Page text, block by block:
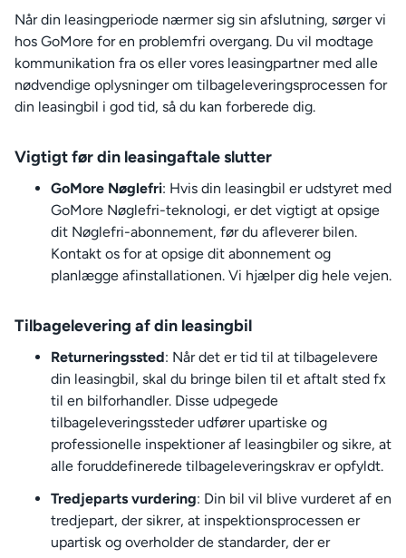
Når din leasingperiode nærmer sig sin afslutning, sørger vi
hos GoMore for en problemfri overgang. Du vil modtage
kommunikation fra os eller vores leasingpartner med alle
nødvendige oplysninger om tilbageleveringsprocessen for
din leasingbil i god tid, så du kan forberede dig.
Vigtigt før din leasingaftale slutter
GoMore Nøglefri: Hvis din leasingbil er udstyret med
GoMore Nøglefri-teknologi, er det vigtigt at opsige
dit Nøglefri-abonnement, før du afleverer bilen.
Kontakt os for at opsige dit abonnement og
planlægge afinstallationen. Vi hjælper dig hele vejen.
Tilbagelevering af din leasingbil
Returneringssted: Når det er tid til at tilbagelevere
din leasingbil, skal du bringe bilen til et aftalt sted fx
til en bilforhandler. Disse udpegede
tilbageleveringssteder udfører upartiske og
professionelle inspektioner af leasingbiler og sikre, at
alle foruddefinerede tilbageleveringskrav er opfyldt.
Tredjeparts vurdering: Din bil vil blive vurderet af en
tredjepart, der sikrer, at inspektionsprocessen er
upartisk og overholder de standarder, der er